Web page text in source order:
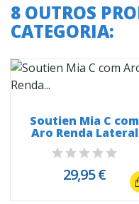
8 OUTROS
CATEGORIA:
Soutien Mia C com
Aro Renda Lateral
29,95 €